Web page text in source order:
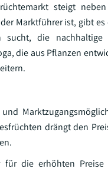
steigt
Marktführer ist, gibt es
sucht, die nachhaltige
die aus Pflanzen
drängt den
für die erhöhten Preise